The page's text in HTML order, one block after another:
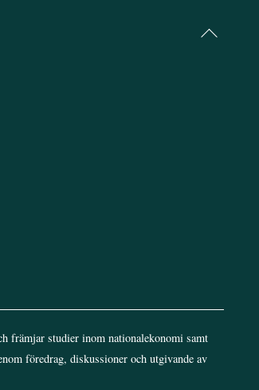
Back
främjar studier inom nationalekonomi samt
föredrag, diskussioner och utgivande av